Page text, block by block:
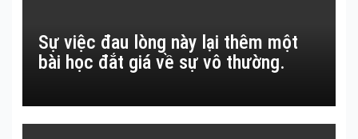
Sự việc đau lòng này lại thêm một
bài học đắt giá về sự vô thường.